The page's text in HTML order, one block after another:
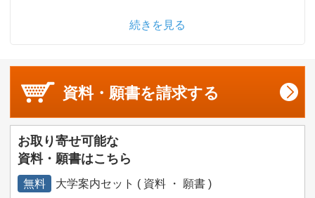
続きを見る
資料・願書を請求する
お取り寄せ可能な
資料・願書はこちら
無料 大学案内セット ( 資料 ・ 願書 )